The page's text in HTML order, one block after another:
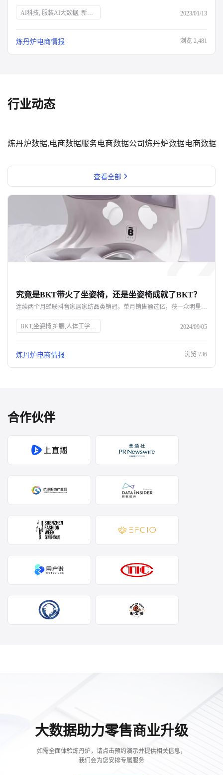
AI科技, 服装AI大数据, 新消费品牌, Z世代, 新中产, 银发经济, 宅经济, 户外经济, 情绪消费, 短视频营销, 直播营销, 登山, 垂钓, 露营, 滑雪, 防疫政策, 保健意识, 宠物经济, 国货崛起 2023/01/13
炼丹炉电商情报 浏览 2,481
行业动态
炼丹炉数据,电商数据服务电商数据公司炼丹炉数据电商数据
查看全部
究竟是BKT带火了坐姿椅，还是坐姿椅成就了BKT？
连续两个月蝉联抖音家居家纺品类销冠，单月销售额过亿，获一众明星网红力挺，BKT如何凭借一款坐姿椅实现声量销量双开花？ 即便不断被质疑是“智商税”，好评率却依旧高达98%，成为打工人的新一代工位搭子，BKT坐姿椅爆单的背后，又命中了哪些网红密码？ 究竟是BKT带火了坐姿椅，还是坐姿椅成就了BKT呢？
BKT,坐姿椅,护腰,人体工学,抖音,家居家纺,销量,网红,品牌力,电商布局,直播带货,消费者需求 2024/09/05
炼丹炉电商情报 浏览 736
合作伙伴
大数据助力零售商业升级
如需全面体验炼丹炉，请点击预约演示并提供相关信息，
我们会为您安排专属服务